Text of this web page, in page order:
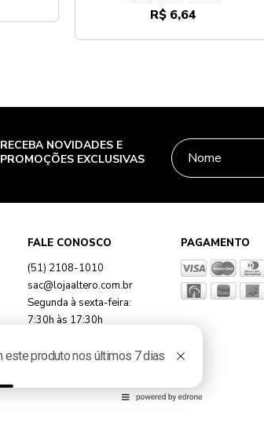
R$ 6,64
RECEBA NOVIDADES E
PROMOÇÕES EXCLUSIVAS
FALE CONOSCO
(51) 2108-1010
sac@lojaaltero.com.br
Segunda à sexta-feira:
7:30h às 17:30h
PAGAMENTO